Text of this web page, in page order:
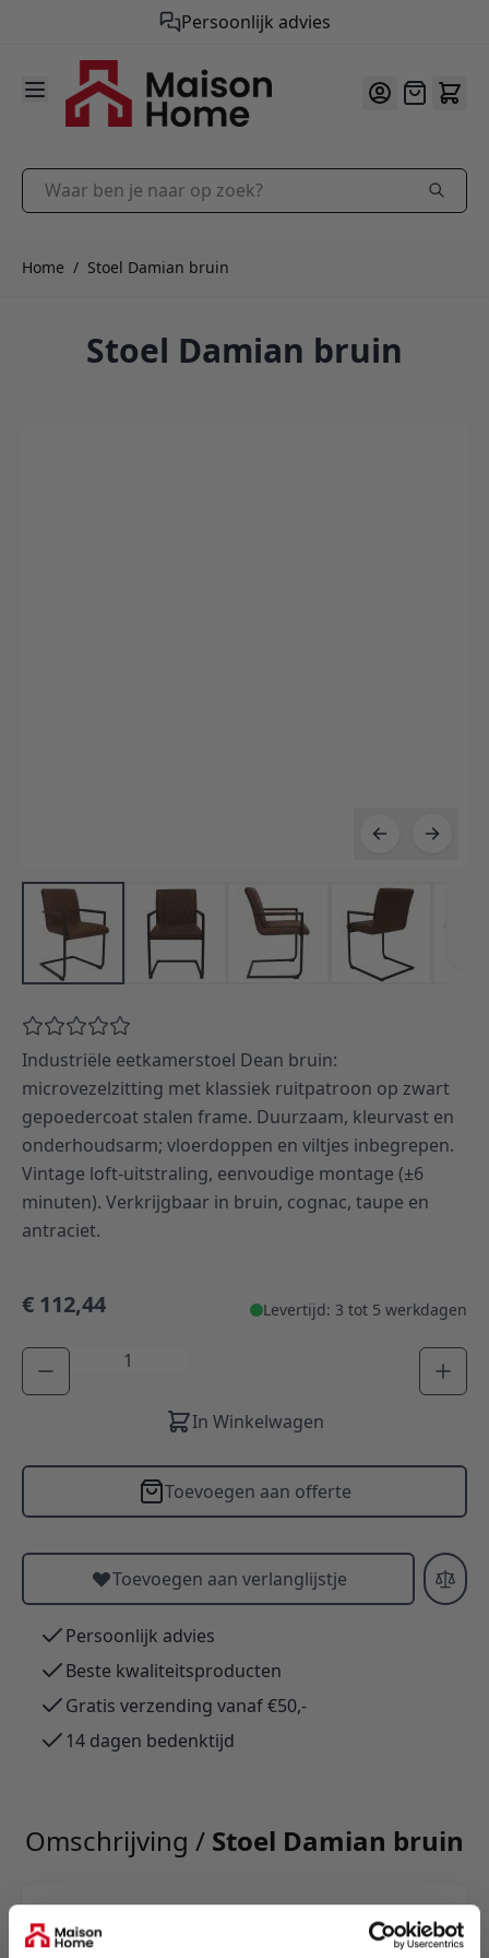
Persoonlijk advies
9.9/10
Ga naar de inhoud
Offerte
Waar ben je naar op zoek?
Home / Stoel Damian bruin
Stoel Damian bruin
Industriële eetkamerstoel Dean bruin:
microvezelzitting met klassiek ruitpatroon op zwart
gepoedercoat stalen frame. Duurzaam, kleurvast en
onderhoudsarm; vloerdoppen en viltjes inbegrepen.
Vintage loft-uitstraling, eenvoudige montage (±6
minuten). Verkrijgbaar in bruin, cognac, taupe en
antraciet.
€ 112,44 Levertijd: 3 tot 5 werkdagen
Aantal
In Winkelwagen
Toevoegen aan offerte
Toevoegen aan verlanglijstje
Persoonlijk advies
Beste kwaliteitsproducten
Gratis verzending vanaf €50,-
14 dagen bedenktijd
Omschrijving / Stoel Damian bruin
microvezelzitting met klassiek ruitpatroon op